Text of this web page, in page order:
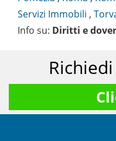
Servizi Immobili ,
Info su: Diritti e
Richiedi